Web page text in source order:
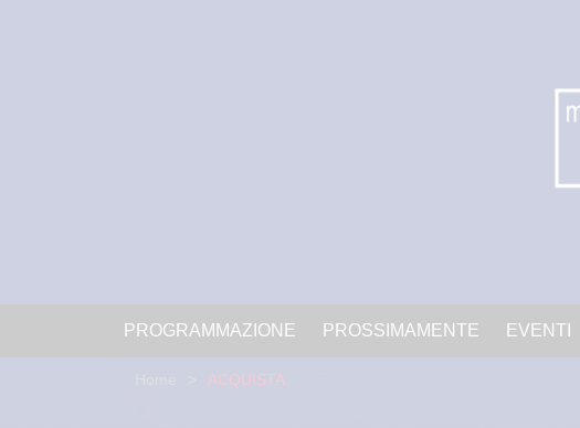
PROGRAMMAZIONE PROSSIMAMENTE EVENTI
ACQUISTA